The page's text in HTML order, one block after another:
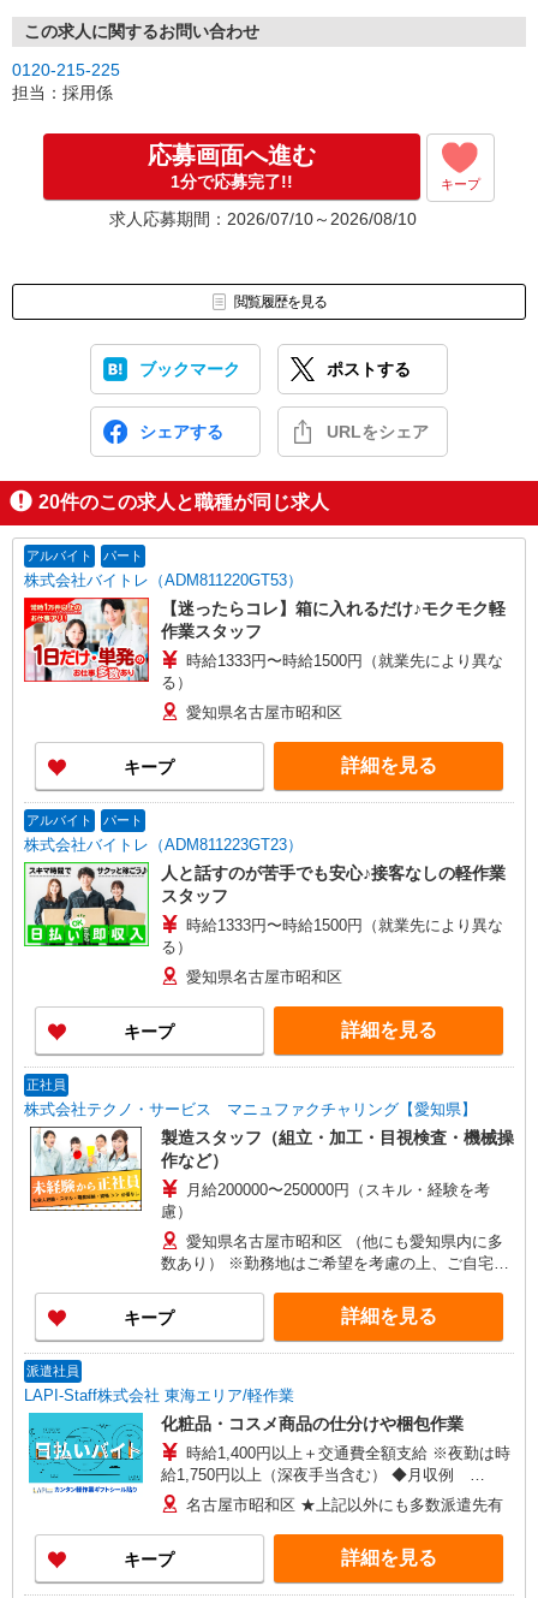
⇒集団ではなく「1対1の面談♪」
⇒月〜金曜日、平日毎日開催♪
⇒私服で気軽に来社＆履歴書不要♪
最短翌日勤務が可能♪
※Web面談OK！PCや携帯電話からビデオ通話での面談対応を行っ
ております。
この求人に関するお問い合わせ
0120-215-225
担当：採用係
応募画面へ進む
1分で応募完了!! キープ
求人応募期間：2026/07/10～2026/08/10
閲覧履歴を見る
ブックマーク ポストする
シェアする URLをシェア
20件のこの求人と職種が同じ求人
アルバイト パート
株式会社バイトレ（ADM811220GT53）
【迷ったらコレ】箱に入れるだけ♪モクモク軽
作業スタッフ
時給1333円〜時給1500円（就業先により異な
る）
愛知県名古屋市昭和区
キープ 詳細を見る
アルバイト パート
株式会社バイトレ（ADM811223GT23）
人と話すのが苦手でも安心♪接客なしの軽作業
スタッフ
時給1333円〜時給1500円（就業先により異な
る）
愛知県名古屋市昭和区
キープ 詳細を見る
正社員
株式会社テクノ・サービス マニュファクチャリング【愛知県】
製造スタッフ（組立・加工・目視検査・機械操
作など）
月給200000〜250000円（スキル・経験を考
慮）
愛知県名古屋市昭和区 （他にも愛知県内に多
数あり） ※勤務地はご希望を考慮の上、ご自宅を
（転勤なし）
キープ 詳細を見る
派遣社員
LAPI-Staff株式会社 東海エリア/軽作業
化粧品・コスメ商品の仕分けや梱包作業
時給1,400円以上＋交通費全額支給 ※夜勤は時
給1,750円以上（深夜手当含む） ◆月収例
246,400円 （日勤シフト10時〜19時 週5日勤務の
場合） 時給1,400円×8h×22日勤務
名古屋市昭和区 ★上記以外にも多数派遣先有
キープ 詳細を見る